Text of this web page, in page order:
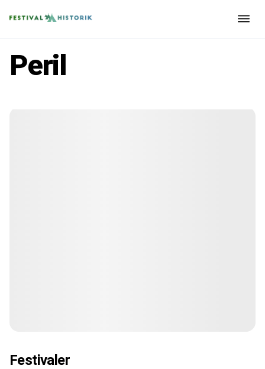
Peril
Festivaler